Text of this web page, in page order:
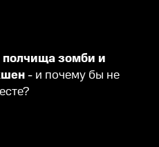
зомби и
- и почему бы не